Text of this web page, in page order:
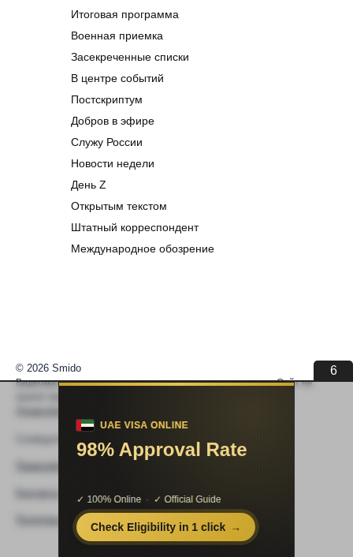
Итоговая программа
Военная приемка
Засекреченные списки
В центре событий
Постскриптум
Добров в эфире
Служу России
Новости недели
День Z
Открытым текстом
Штатный корреспондент
Международное обозрение
6
© 2026 Smido
Видеоматериалы встраиваются из открытых источников. Сайт не
Правообладателям
Видео не работает
Правообладателям
Контакты
Политика конфиденциальности